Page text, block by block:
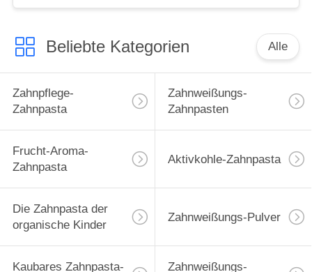
Beliebte Kategorien Alle
Zahnpflege-
Zahnpasta
Zahnweißungs-
Zahnpasten
Frucht-Aroma-
Zahnpasta
Aktivkohle-Zahnpasta
Die Zahnpasta der
organische Kinder
Zahnweißungs-Pulver
Kaubares Zahnpasta- Zahnweißungs-